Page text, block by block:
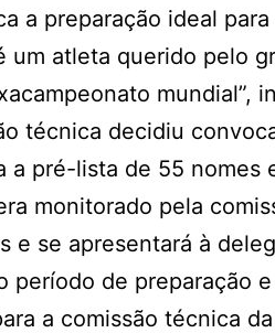
a preparação ideal
um atleta querido pelo
mundial”,
técnica decidiu
pré-lista de 55 nomes
monitorado pela
e se apresentará à
de preparação
a comissão técnica